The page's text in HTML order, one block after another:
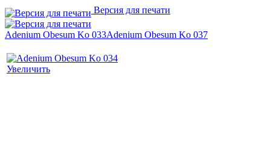
Версия для печати
Adenium Obesum Ko 033Adenium Obesum Ko 037
Увеличить